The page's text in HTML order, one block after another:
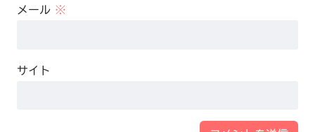
メール ※
サイト